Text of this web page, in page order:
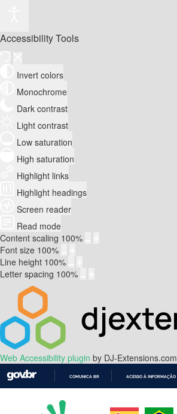
Accessibility Tools
Invert colors
Monochrome
Dark contrast
Light contrast
Low saturation
High saturation
Highlight links
Highlight headings
Screen reader
Read mode
Content scaling 100%
Font size 100%
Line height 100%
Letter spacing 100%
Web Accessibility plugin by DJ-Extensions.com
COMUNICA BR ACESSO À INFORMAÇÃO